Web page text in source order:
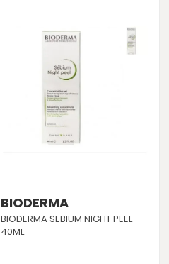
BIODERMA
BIODERMA SEBIUM NIGHT PEEL
40ML